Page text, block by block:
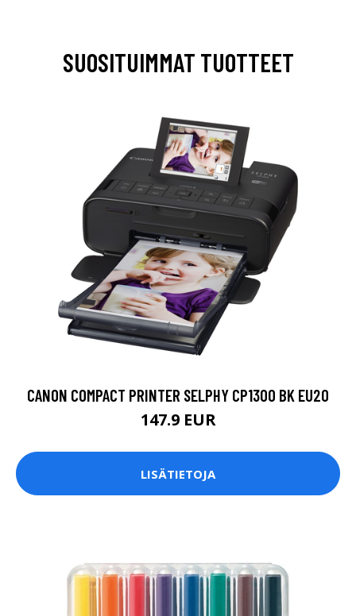
SUOSITUIMMAT TUOTTEET
CANON COMPACT PRINTER SELPHY CP1300 BK EU20
147.9 EUR
LISÄTIETOJA